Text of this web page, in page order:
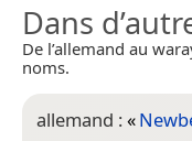
Dans
De l’allemand au
noms.
allemand :«